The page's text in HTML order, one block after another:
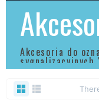
Akcesoria do
sygnalizacyjnych